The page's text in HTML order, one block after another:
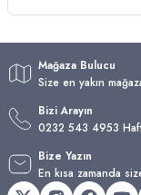
Mağaza Bulucu
Size en yakın
Bizi Arayın
0232 543 4953
Bize Yazın
En kısa zamanda